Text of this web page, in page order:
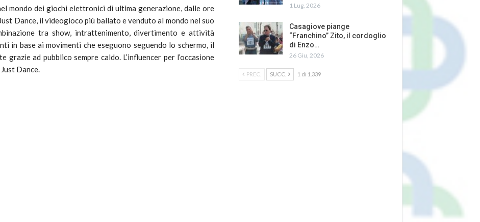
mondo dei giochi elettronici di ultima generazione, dalle ore
Dance, il videogioco più ballato e venduto al mondo nel suo
tra show, intrattenimento, divertimento e attività
in base ai movimenti che eseguono seguendo lo schermo, il
grazie ad pubblico sempre caldo. L’influencer per l’occasione
Dance.
1 Lug, 2026
Casagiove piange
“Franchino” Zito, il cordoglio
di Enzo…
26 Giu, 2026
PREC. SUCC. 1 di 1.339